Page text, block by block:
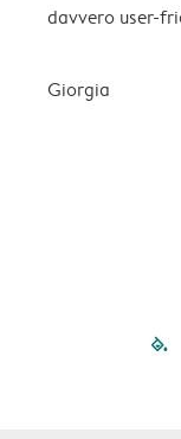
davvero user-
Giorgia